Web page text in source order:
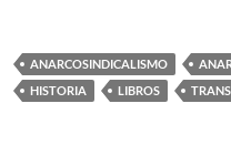
ANARCOSINDICALISMO
HISTORIA
LIBROS